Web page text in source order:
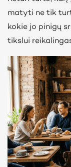
matyti ne tik
kokie jo pinigų
tikslui